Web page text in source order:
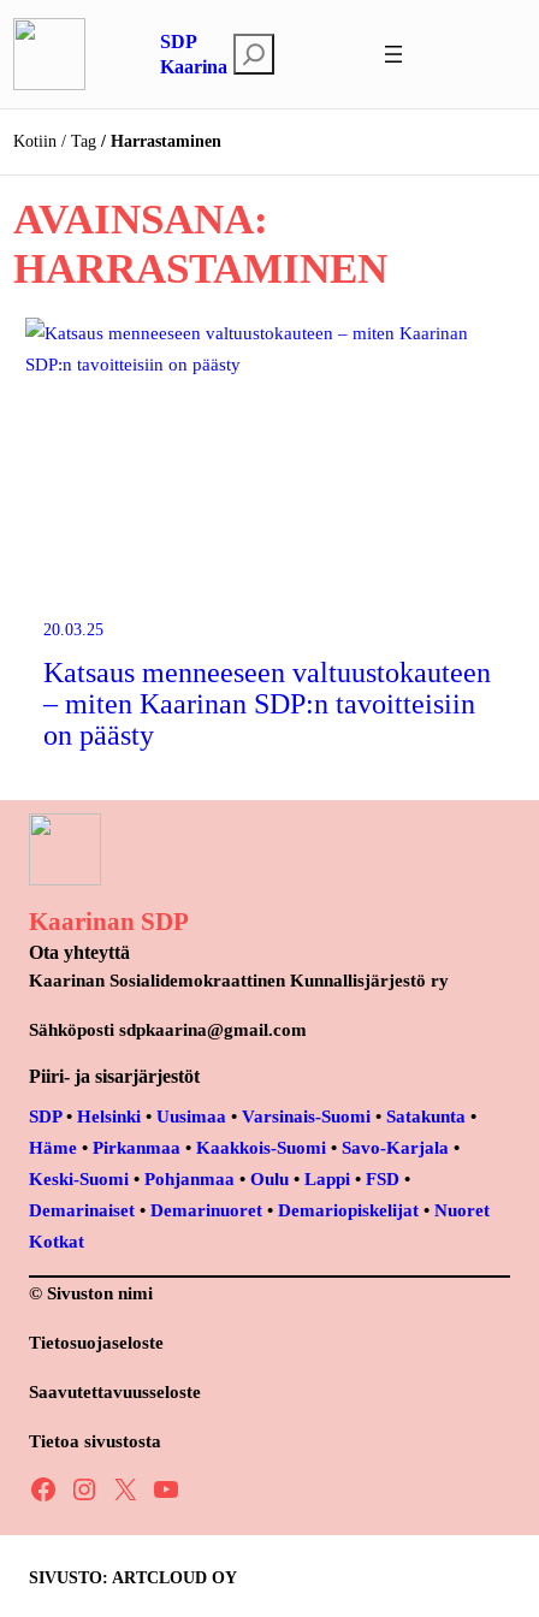
Siirry
sisältöön
SDP
Kaarina
t
s
Kotiin Tag Harrastaminen
AVAINSANA:
HARRASTAMINEN
20.03.25
Katsaus menneeseen valtuustokauteen
– miten Kaarinan SDP:n tavoitteisiin
on päästy
Kaarinan SDP
Ota yhteyttä
Kaarinan Sosialidemokraattinen Kunnallisjärjestö ry
Sähköposti sdpkaarina@gmail.com
Piiri- ja sisarjärjestöt
SDP• Helsinki • Uusimaa • Varsinais-Suomi • Satakunta •
Häme • Pirkanmaa • Kaakkois-Suomi • Savo-Karjala •
Keski-Suomi • Pohjanmaa • Oulu • Lappi • FSD •
Demarinaiset • Demarinuoret • Demariopiskelijat • Nuoret
Kotkat
© Sivuston nimi
Tietosuojaseloste
Saavutettavuusseloste
Tietoa sivustosta
Facebook Instagram X YouTube
SIVUSTO: ARTCLOUD OY